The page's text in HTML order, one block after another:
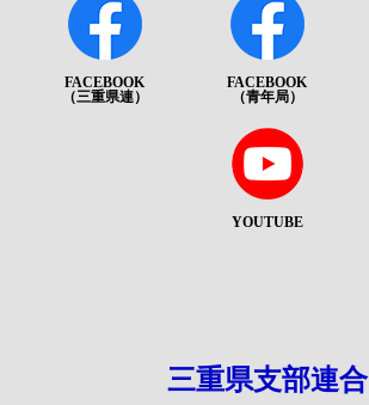
FACEBOOK
（三重県連）
FACEBOOK
（青年局）
YOUTUBE
三重県支部連合